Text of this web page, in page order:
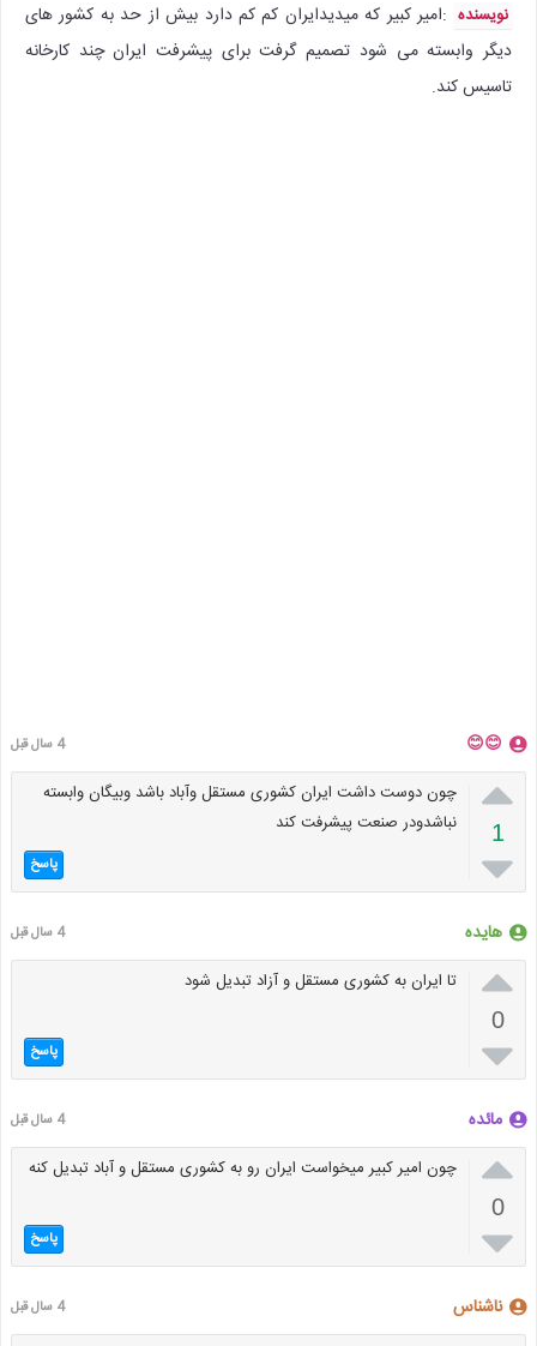
نویسنده :‌امیر کبیر که میدیدایران کم کم دارد بیش از حد به کشور های
دیگر وابسته می شود تصمیم گرفت برای پیشرفت ایران چند کارخانه
تاسیس کند.
😊😊 4 سال قبل

1

چون دوست داشت ایران کشوری مستقل وآباد باشد وبیگان وابسته
نباشدودر صنعت پیشرفت کند
پاسخ
هایده 4 سال قبل

0

تا ایران به کشوری مستقل و آزاد تبدیل شود
پاسخ
مائده 4 سال قبل

0

چون امیر کبیر میخواست ایران رو به کشوری مستقل و آباد تبدیل کنه
پاسخ
ناشناس 4 سال قبل